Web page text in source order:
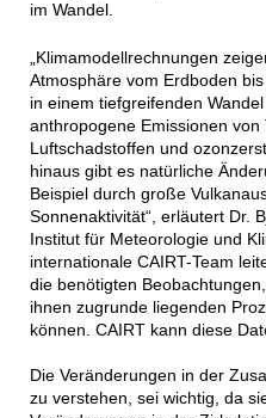
im Wandel.
„Klimamodellrechnungen
Atmosphäre vom Erdboden
in einem tiefgreifenden
anthropogene Emissionen von
Luftschadstoffen und
hinaus gibt es natürliche
Beispiel durch große
Sonnenaktivität“, erläutert Dr.
Institut für Meteorologie und
internationale CAIRT-Team
die benötigten
ihnen zugrunde liegenden
können. CAIRT kann diese
Die Veränderungen in der
zu verstehen, sei wichtig, da